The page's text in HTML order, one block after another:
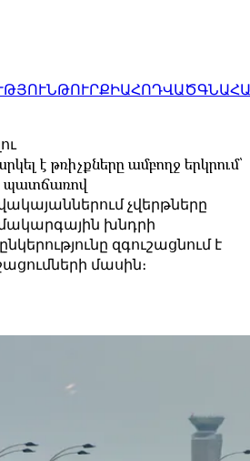
ԹՈՒՐՔԻԱՀՈԴՎԱԾ
է թռիչքները ամբողջ երկրում՝
պատճառով
չվերթները
խնդրի
զգուշացնում է
մասին։